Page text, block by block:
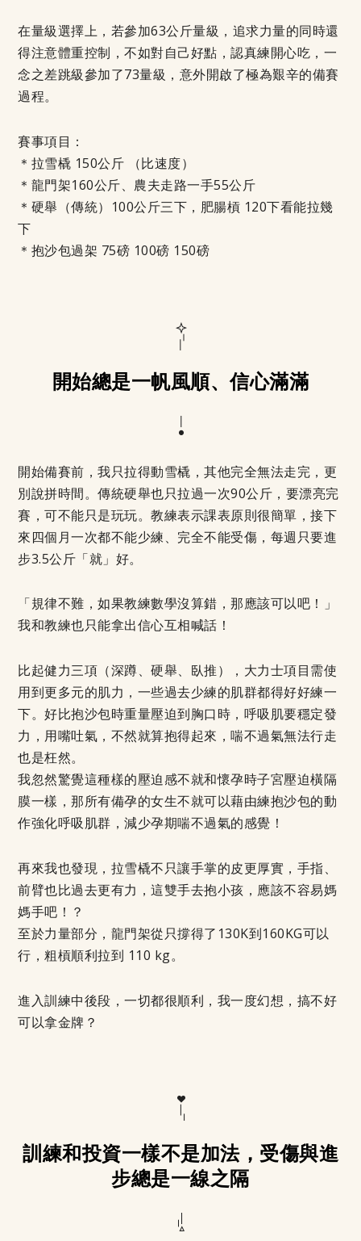
在量級選擇上，若參加63公斤量級，追求力量的同時還
得注意體重控制，不如對自己好點，認真練開心吃，一
念之差跳級參加了73量級，意外開啟了極為艱辛的備賽
過程。
賽事項目：
＊拉雪橇 150公斤 （比速度）
＊龍門架160公斤、農夫走路一手55公斤
＊硬舉（傳統）100公斤三下，肥腸槓 120下看能拉幾
下
＊抱沙包過架 75磅 100磅 150磅
開始總是一帆風順、信心滿滿
開始備賽前，我只拉得動雪橇，其他完全無法走完，更
別說拼時間。傳統硬舉也只拉過一次90公斤，要漂亮完
賽，可不能只是玩玩。教練表示課表原則很簡單，接下
來四個月一次都不能少練、完全不能受傷，每週只要進
步3.5公斤「就」好。
「規律不難，如果教練數學沒算錯，那應該可以吧！」
我和教練也只能拿出信心互相喊話！
比起健力三項（深蹲、硬舉、臥推），大力士項目需使
用到更多元的肌力，一些過去少練的肌群都得好好練一
下。好比抱沙包時重量壓迫到胸口時，呼吸肌要穩定發
力，用嘴吐氣，不然就算抱得起來，喘不過氣無法行走
也是枉然。
我忽然驚覺這種樣的壓迫感不就和懷孕時子宮壓迫橫隔
膜一樣，那所有備孕的女生不就可以藉由練抱沙包的動
作強化呼吸肌群，減少孕期喘不過氣的感覺！
再來我也發現，拉雪橇不只讓手掌的皮更厚實，手指、
前臂也比過去更有力，這雙手去抱小孩，應該不容易媽
媽手吧！？
至於力量部分，龍門架從只撐得了130K到160KG可以
行，粗槓順利拉到 110 kg。
進入訓練中後段，一切都很順利，我一度幻想，搞不好
可以拿金牌？
訓練和投資一樣不是加法，受傷與進
步總是一線之隔